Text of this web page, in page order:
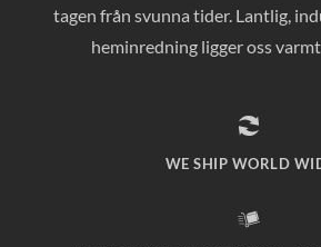
tagen från svunna tider. Lantlig,
heminredning ligger oss
WE SHIP WORLD